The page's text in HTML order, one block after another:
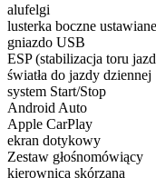
alufelgi
lusterka boczne
gniazdo USB
ESP (stabilizacja toru
światła do jazdy dziennej
system Start/Stop
Android Auto
Apple CarPlay
ekran dotykowy
Zestaw głośnomówiący
kierownica skórzana